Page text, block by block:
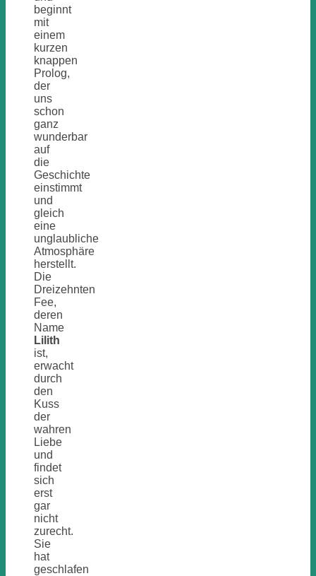
beginnt
mit
einem
kurzen
knappen
Prolog,
der
uns
schon
ganz
wunderbar
auf
die
Geschichte
einstimmt
und
gleich
eine
unglaubliche
Atmosphäre
herstellt.
Die
Dreizehnten
Fee,
deren
Name
Lilith
ist,
erwacht
durch
den
Kuss
der
wahren
Liebe
und
findet
sich
erst
gar
nicht
zurecht.
Sie
hat
geschlafen